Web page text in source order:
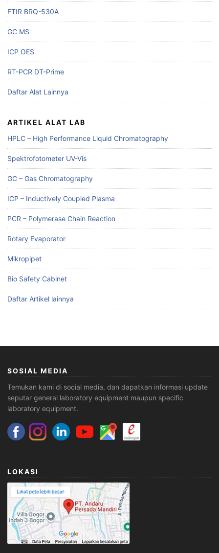
FTIR BRQ-530A
GC MS
ICP OES
RT-PCR DT-Prime
Daftar Alat Lainnya
ARTIKEL ALAT LAB
HPLC – High Performance Liquid Chromatography
Spektrofotometer UV-Vis
GC – Gas Chromatography
ICP – Inductively Coupled Plasma
PCR – Polymerase Chain Reaction
Rotary Evaporator
Mikropipet
Bio Safety Cabinet
Daftar Artikel lainnya
SOSIAL MEDIA
Temukan kami di social media, dan dapatkan informasi update
seputar general laboratory equipment maupun specific
laboratory equipment.
LOKASI